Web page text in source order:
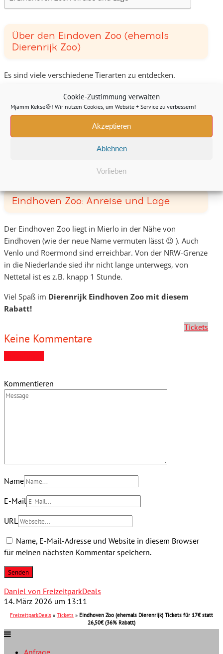
Cookie-Zustimmung verwalten
Mjamm Kekse🍪! Wir nutzen Cookies, um Website + Service zu verbessern!
Akzeptieren
Ablehnen
Vorlieben
Über den Eindoven Zoo (ehemals
Dierenrijk Zoo)
Es sind viele verschiedene Tierarten zu entdecken.
Dierenrijk Zoo erhält bei Google gute 4,4/5 Sterne
Hier könnt ihr euch mal bei Google Maps anschauen
wie ihr dorthin kommt.
Hier noch ein paar Impressionen:
Eindhoven Zoo: Anreise und Lage
Der Eindhoven Zoo liegt in Mierlo in der Nähe von
Eindhoven (wie der neue Name vermuten lässt 😉 ). Auch
Venlo und Roermond sind erreichbar. Von der NRW-Grenze
in die Niederlande sied ihr nicht lange unterwegs, von
Nettetal ist es z.B. knapp 1 Stunde.
Viel Spaß im Dierenrijk Eindhoven Zoo mit diesem
Rabatt!
Tickets
Keine Kommentare
Kommentieren
Name
E-Mail
URL
Name, E-Mail-Adresse und Website in diesem Browser
für meinen nächsten Kommentar speichern.
Daniel von FreizeitparkDeals
14. März 2026 um 13:11
FreizeitparkDeals » Tickets » Eindhoven Zoo (ehemals Dierenrijk) Tickets für 17€ statt
26,50€ (36% Rabatt)
Anfrage